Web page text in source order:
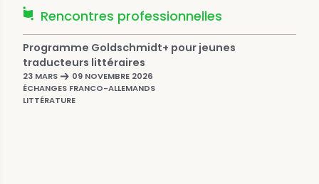
Rencontres professionnelles
Programme Goldschmidt+ pour jeunes
traducteurs littéraires
23 MARS
09 NOVEMBRE 2026
ÉCHANGES FRANCO-ALLEMANDS
LITTÉRATURE